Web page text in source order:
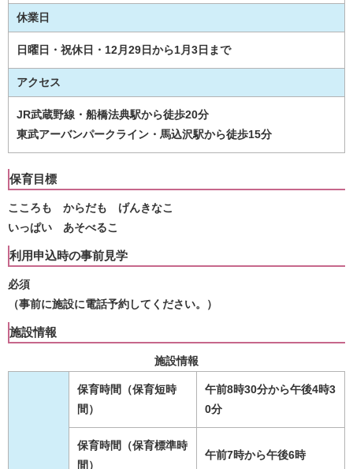
休業日
日曜日・祝休日・12月29日から1月3日まで
アクセス
JR武蔵野線・船橋法典駅から徒歩20分
東武アーバンパークライン・馬込沢駅から徒歩15分
保育目標
こころも からだも げんきなこ
いっぱい あそべるこ
利用申込時の事前見学
必須
（事前に施設に電話予約してください。）
施設情報
施設情報
保育時間（保育短時
間）
午前8時30分から午後4時3
0分
保育時間（保育標準時
間）
午前7時から午後6時